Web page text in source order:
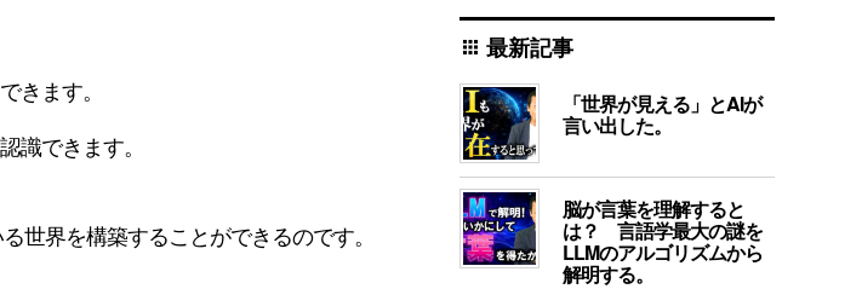
きます。
識できます。
世界を構築することができるのです。
apps 最新記事
「世界が見える」とAIが
言い出した。
脳が言葉を理解すると
は？ 言語学最大の謎を
LLMのアルゴリズムから
解明する。